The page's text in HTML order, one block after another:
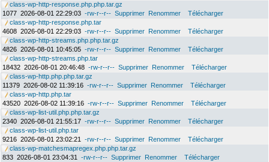
class-wp-http-response.php.php.tar.gz
1077 2026-08-01 22:29:03 -rw-r--r-- Supprimer Renommer
Télécharger
class-wp-http-response.php.tar
4608 2026-08-01 22:29:03 -rw-r--r-- Supprimer Renommer
Télécharger
class-wp-http-streams.php.php.tar.gz
4826 2026-08-01 10:45:05 -rw-r--r-- Supprimer Renommer
Télécharger
class-wp-http-streams.php.tar
18432 2026-08-01 20:46:48 -rw-r--r-- Supprimer Renommer
Télécharger
class-wp-http.php.php.tar.gz
11379 2026-08-02 11:39:16 -rw-r--r-- Supprimer Renommer
Télécharger
class-wp-http.php.tar
43520 2026-08-02 11:39:16 -rw-r--r-- Supprimer Renommer
Télécharger
class-wp-list-util.php.php.tar.gz
2340 2026-08-01 21:55:17 -rw-r--r-- Supprimer Renommer
Télécharger
class-wp-list-util.php.tar
9216 2026-08-01 23:02:21 -rw-r--r-- Supprimer Renommer
Télécharger
class-wp-matchesmapregex.php.php.tar.gz
833 2026-08-01 23:04:31 -rw-r--r-- Supprimer Renommer
Télécharger